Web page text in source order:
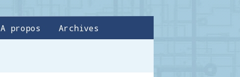
A propos Archives